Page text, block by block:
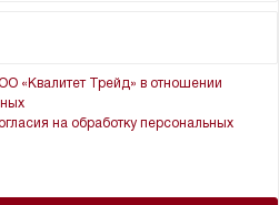
«Квалитет Трейд» в отношении
на обработку персональных